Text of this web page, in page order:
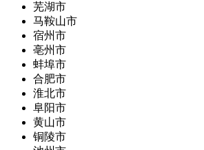
芜湖市
马鞍山市
宿州市
亳州市
蚌埠市
合肥市
淮北市
阜阳市
黄山市
铜陵市